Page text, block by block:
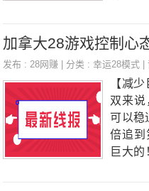
两个人
玩1万
因为
果仅
会。
呵，全
么继续
加拿大28游戏控制心
发布 :28网赚 | 分类 :幸运28模式
【减
双来说
可以
倍追到
巨大